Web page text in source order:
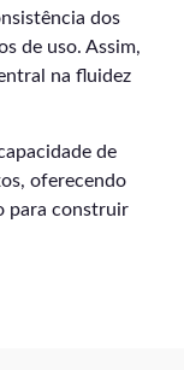
dos
de uso. Assim,
na fluidez
de
oferecendo
para construir